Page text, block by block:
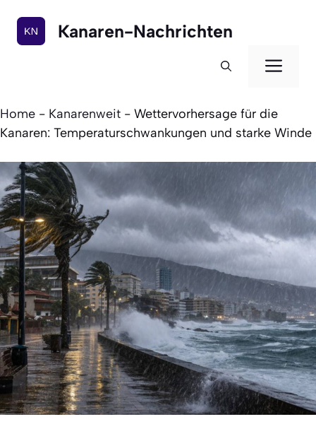
Inhalt
springen
Kanaren-Nachrichten
Home - Kanarenweit - Wettervorhersage für die
Kanaren: Temperaturschwankungen und starke Winde